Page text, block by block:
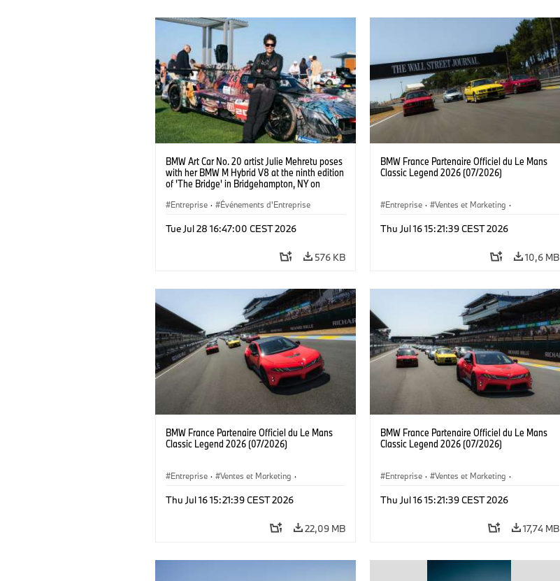
BMW Art Car No. 20 artist Julie Mehretu poses
with her BMW M Hybrid V8 at the ninth edition
of 'The Bridge' in Bridgehampton, NY on
@benfrankephoto.
Entreprise · Événements d'Entreprise
Tue Jul 28 16:47:00 CEST 2026
576 KB
BMW France Partenaire Officiel du Le Mans
Classic Legend 2026 (07/2026)
Entreprise · Ventes et Marketing ·
Thu Jul 16 15:21:39 CEST 2026
10,6 MB
BMW France Partenaire Officiel du Le Mans
Classic Legend 2026 (07/2026)
Entreprise · Ventes et Marketing ·
Thu Jul 16 15:21:39 CEST 2026
22,09 MB
BMW France Partenaire Officiel du Le Mans
Classic Legend 2026 (07/2026)
Entreprise · Ventes et Marketing ·
Thu Jul 16 15:21:39 CEST 2026
17,74 MB